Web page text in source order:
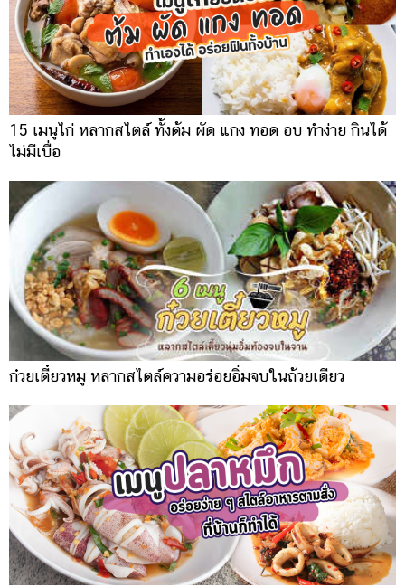
15 เมนูไก่ หลากสไตล์ ทั้งต้ม ผัด แกง ทอด อบ ทำง่าย กินได้
ไม่มีเบื่อ
ก๋วยเตี๋ยวหมู หลากสไตล์ความอร่อยอิ่มจบในถ้วยเดียว